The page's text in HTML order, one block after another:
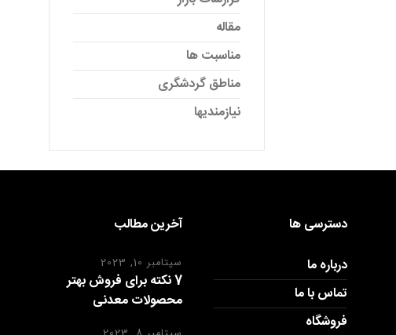
مقاله
مناسبت ها
مناطق گردشگری
نیازمندیها
دسترسی ها
درباره ما
تماس با ما
فروشگاه
آخرین مطالب
سپتامبر 10, 2023
7 نکته برای فروش بهتر
محصولات معدنی